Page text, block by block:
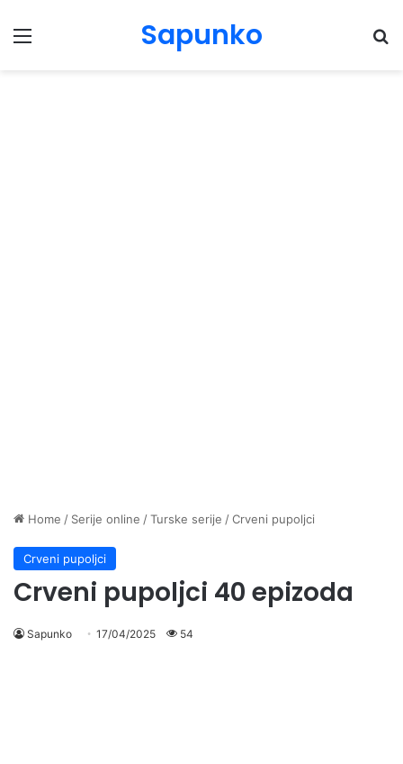
Menu Sapunko
Home / Serije online /Turske serije /Crveni pupoljci
Crveni pupoljci
Crveni pupoljci 40 epizoda
Sapunko 17/04/2025 54